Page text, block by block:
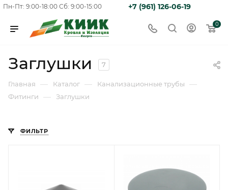
Пн-Пт: 9:00-18:00 Сб: 9:00-15:00 +7 (961) 126-06-19
0
Заглушки 7
Главная — Каталог — Канализационные трубы —
Фитинги — Заглушки
ФИЛЬТР